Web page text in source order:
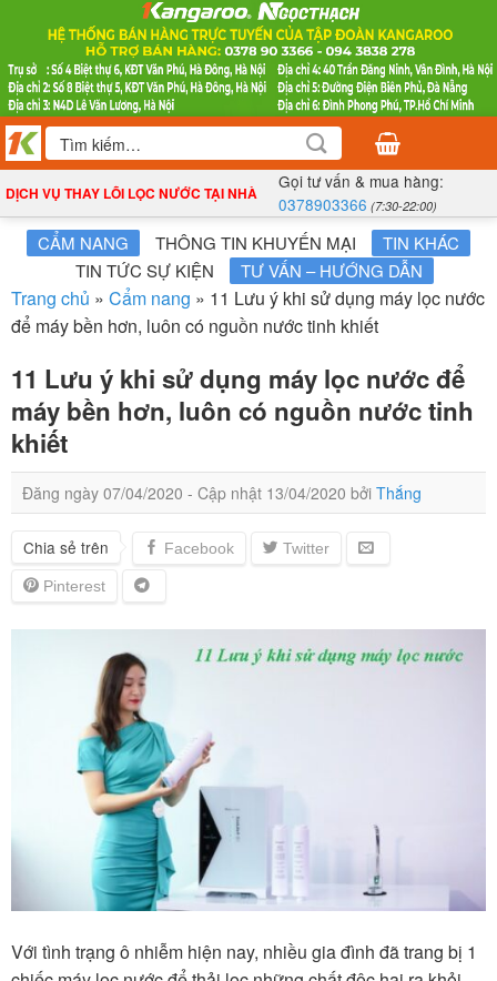
nội
dung
Tìm
kiếm:
DỊCH VỤ THAY LÕI LỌC NƯỚC TẠI NHÀ
Gọi tư vấn & mua hàng:
0378903366 (7:30-22:00)
CẨM NANG THÔNG TIN KHUYẾN MẠI
TIN KHÁC
TIN TỨC SỰ KIỆN
TƯ VẤN – HƯỚNG DẪN
Trang chủ » Cẩm nang » 11 Lưu ý khi sử dụng máy lọc nước
để máy bền hơn, luôn có nguồn nước tinh khiết
11 Lưu ý khi sử dụng máy lọc nước để
máy bền hơn, luôn có nguồn nước tinh
khiết
Đăng ngày 07/04/2020 - Cập nhật 13/04/2020 bởi Thắng
Chia sẻ trên
Với tình trạng ô nhiễm hiện nay, nhiều gia đình đã trang bị 1